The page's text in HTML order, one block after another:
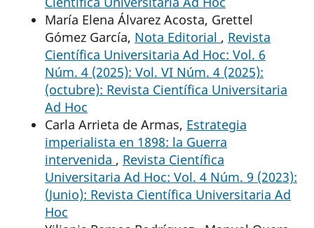
María Elena Álvarez Acosta, Grettel
Gómez García, Nota Editorial , Revista
Científica Universitaria Ad Hoc: Vol. 6
Núm. 4 (2025): Vol. VI Núm. 4 (2025):
(octubre): Revista Científica Universitaria
Ad Hoc
Carla Arrieta de Armas, Estrategia
imperialista en 1898: la Guerra
intervenida , Revista Científica
Universitaria Ad Hoc: Vol. 4 Núm. 9 (2023):
(Junio): Revista Científica Universitaria Ad
Hoc